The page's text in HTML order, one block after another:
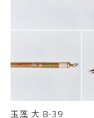
玉藻 大 B-39